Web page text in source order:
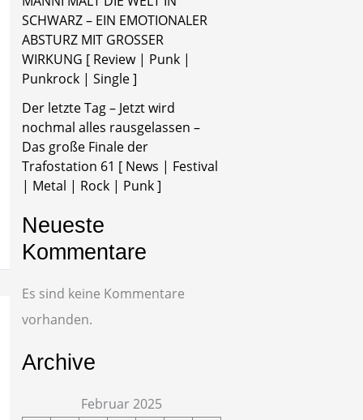
SCHWARZ – EIN EMOTIONALER
ABSTURZ MIT GROSSER
WIRKUNG [ Review | Punk |
Punkrock | Single ]
Der letzte Tag – Jetzt wird
nochmal alles rausgelassen –
Das große Finale der
Trafostation 61 [ News | Festival
| Metal | Rock | Punk ]
Neueste
Kommentare
Es sind keine Kommentare
vorhanden.
Archive
Februar 2025